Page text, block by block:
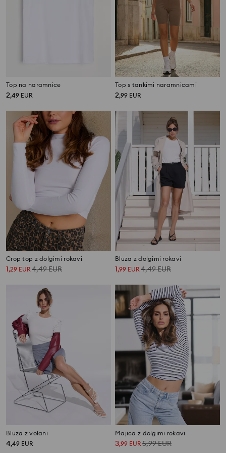
Top na naramnice
2,49 EUR
Top s tankimi naramnicami
2,99 EUR
Crop top z dolgimi rokavi
1,29 EUR4,49EUR
Bluza z dolgimi rokavi
1,99 EUR4,49EUR
Bluza z volani
4,49 EUR
Majica z dolgimi rokavi
3,99 EUR5,99EUR